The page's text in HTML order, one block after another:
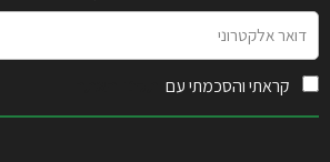
אלקטרוני
קראתי והסכמתי עם